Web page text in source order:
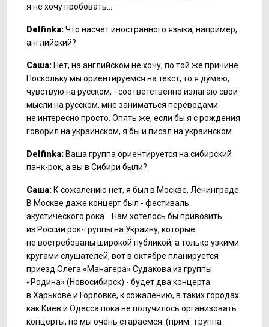
я не хочу пробовать…
Delfinka:Что насчет иностранного языка, например,
английский?
Саша: Нет, на английском не хочу, по той же причине.
Поскольку мы ориентируемся на текст, то я думаю,
чувствую на русском, - соответственно излагаю свои
мысли на русском, мне заниматься переводами
не интересно просто. Опять же, если бы я с рождения
говорил на украинском, я бы и писал на украинском.
Delfinka: Ваша группа ориентируется на сибирский
панк-рок, а вы в Сибири были?
Саша: К сожалению нет, я был в Москве, Ленинграде.
В Москве даже концерт был - фестиваль
акустического рока… Нам хотелось бы привозить
из России рок-группы на Украину, которые
не востребованы широкой публикой, а только узкими
кругами слушателей, вот в октябре планируется
приезд Олега «Манагера» Судакова из группы
«Родина» (Новосибирск) - будет два концерта
в Харькове и Горловке, к сожалению, в таких городах
как Киев и Одесса пока не получилось организовать
концерты, но мы очень стараемся. (прим.: группа